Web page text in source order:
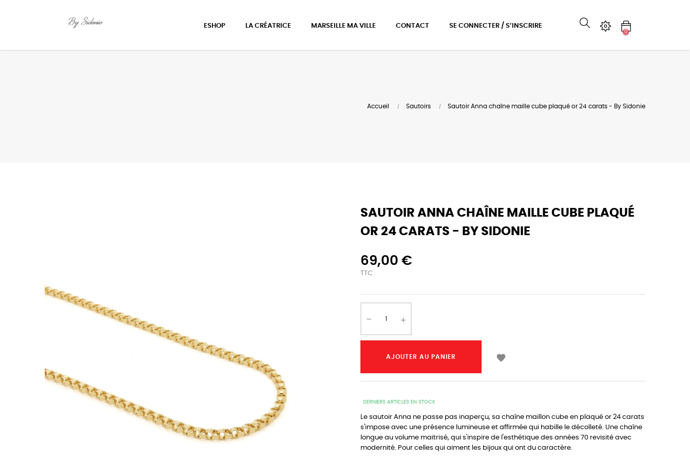
ESHOP LA CRÉATRICE MARSEILLE MA VILLE CONTACT SE CONNECTER / S’INSCRIRE
0
Accueil Sautoirs Sautoir Anna chaîne maille cube plaqué or 24 carats - By Sidonie
SAUTOIR ANNA CHAÎNE MAILLE CUBE PLAQUÉ
OR 24 CARATS - BY SIDONIE
69,00 €
TTC
AJOUTER AU PANIER 
DERNIERS ARTICLES EN STOCK
Le sautoir Anna ne passe pas inaperçu, sa chaîne maillon cube en plaqué or 24 carats
s'impose avec une présence lumineuse et affirmée qui habille le décolleté. Une chaîne
longue au volume maitrisé, qui s'inspire de l'esthétique des années 70 revisité avec
modernité. Pour celles qui aiment les bijoux qui ont du caractère.